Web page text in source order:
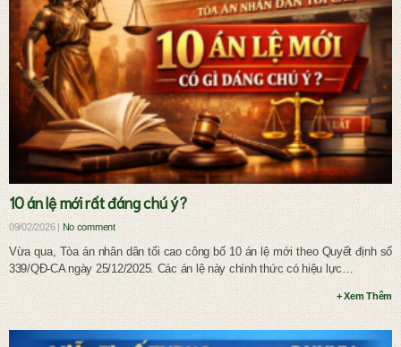
Ly hôn và chia tài sản chung
10 án lệ mới rất đáng chú ý?
09/02/2026 | No comment
Vừa qua, Tòa án nhân dân tối cao công bố 10 án lệ mới theo Quyết định số
339/QĐ-CA ngày 25/12/2025. Các án lệ này chính thức có hiệu lực…
+ Xem Thêm